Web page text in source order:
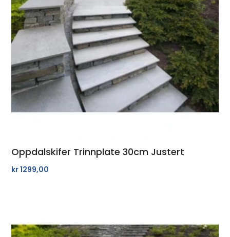
Oppdalskifer Trinnplate 30cm Justert
kr1299,00